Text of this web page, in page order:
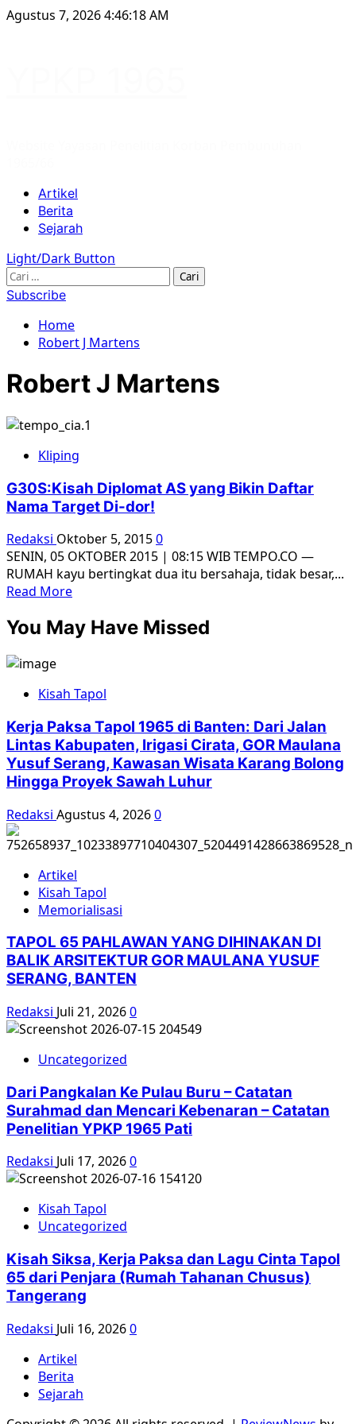
Skip
Agustus 7, 20264:46:18 AM
Primary
Menu
Artikel
Berita
Sejarah
Light/Dark Button
Cari
untuk:
Subscribe
Home
Robert J Martens
Robert J Martens
Kliping
G30S:Kisah Diplomat AS yang Bikin Daftar
Nama Target Di-dor!
Redaksi Oktober 5, 20150
SENIN, 05 OKTOBER 2015 | 08:15 WIB TEMPO.CO —
RUMAH kayu bertingkat dua itu bersahaja, tidak besar,...
Read MoreRead
about
G30S:Kisah
yang
Daftar
Nama
Target
Di-
You May Have Missed
Kisah Tapol
Kerja Paksa Tapol 1965 di Banten: Dari Jalan
Lintas Kabupaten, Irigasi Cirata, GOR Maulana
Yusuf Serang, Kawasan Wisata Karang Bolong
Hingga Proyek Sawah Luhur
Redaksi Agustus 4, 20260
Artikel
Kisah Tapol
Memorialisasi
TAPOL 65 PAHLAWAN YANG DIHINAKAN DI
BALIK ARSITEKTUR GOR MAULANA YUSUF
SERANG, BANTEN
Redaksi Juli 21, 20260
Uncategorized
Dari Pangkalan Ke Pulau Buru – Catatan
Surahmad dan Mencari Kebenaran – Catatan
Penelitian YPKP 1965 Pati
Redaksi Juli 17, 20260
Kisah Tapol
Uncategorized
Kisah Siksa, Kerja Paksa dan Lagu Cinta Tapol
65 dari Penjara (Rumah Tahanan Chusus)
Tangerang
Redaksi Juli 16, 20260
Artikel
Berita
Sejarah